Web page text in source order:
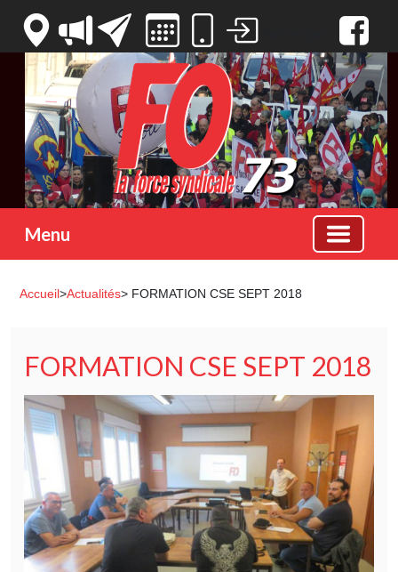
Menu
Accueil>Actualités> FORMATION CSE SEPT 2018
FORMATION CSE SEPT 2018